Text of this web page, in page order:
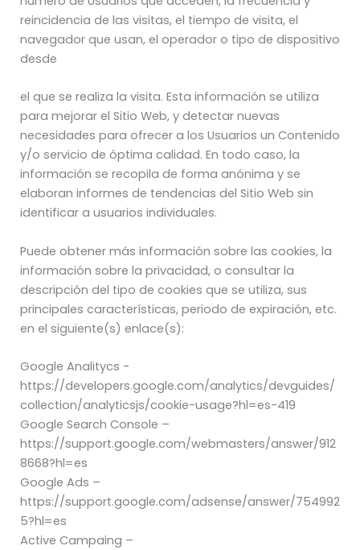
reincidencia de las visitas, el tiempo de visita, el
navegador que usan, el operador o tipo de dispositivo
desde
el que se realiza la visita. Esta información se utiliza
para mejorar el Sitio Web, y detectar nuevas
necesidades para ofrecer a los Usuarios un Contenido
y/o servicio de óptima calidad. En todo caso, la
información se recopila de forma anónima y se
elaboran informes de tendencias del Sitio Web sin
identificar a usuarios individuales.
Puede obtener más información sobre las cookies, la
información sobre la privacidad, o consultar la
descripción del tipo de cookies que se utiliza, sus
principales características, periodo de expiración, etc.
en el siguiente(s) enlace(s):
Google Analitycs -
https://developers.google.com/analytics/devguides/
collection/analyticsjs/cookie-usage?hl=es-419
Google Search Console –
https://support.google.com/webmasters/answer/912
8668?hl=es
Google Ads –
https://support.google.com/adsense/answer/754992
5?hl=es
Active Campaing –